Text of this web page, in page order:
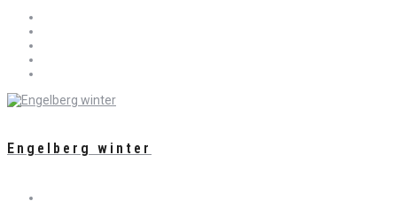
Engelberg winter